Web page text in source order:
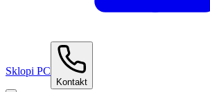
Sklopi PC
Kontakt